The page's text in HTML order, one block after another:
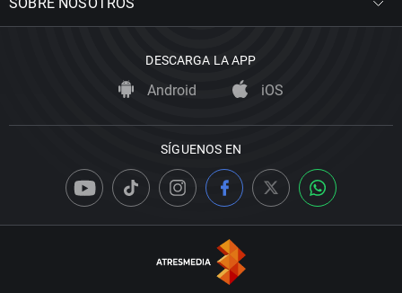
DESCARGA LA APP
Android iOS
SÍGUENOS EN